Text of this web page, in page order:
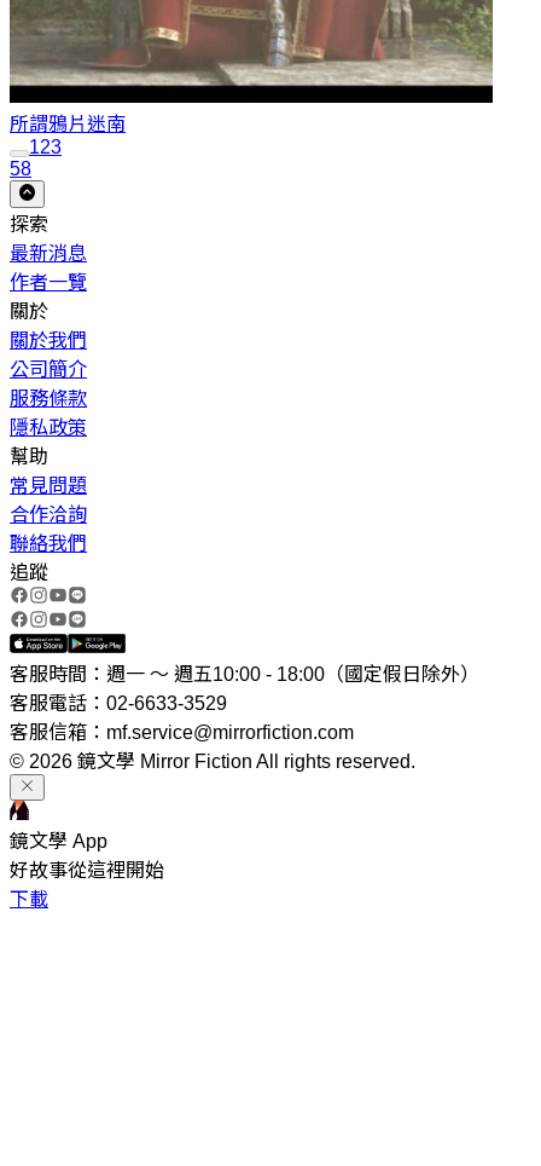
所謂鴉片迷南
123
58
探索
最新消息
作者一覽
關於
關於我們
公司簡介
服務條款
隱私政策
幫助
常見問題
合作洽詢
聯絡我們
追蹤
客服時間：週一 ～ 週五10:00 - 18:00（國定假日除外）
客服電話：02-6633-3529
客服信箱：mf.service@mirrorfiction.com
© 2026 鏡文學 Mirror Fiction All rights reserved.
鏡文學 App
好故事從這裡開始
下載